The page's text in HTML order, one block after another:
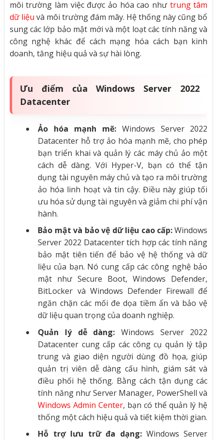
môi trường làm việc được ảo hóa cao như trung tâm
dữ liệu và môi trường đám mây. Hệ thống này cũng bổ
sung các lớp bảo mật mới và một loạt các tính năng và
công nghệ khác để cách mạng hóa cách bạn kinh
doanh, tăng hiệu quả và sự hài lòng.
Ưu điểm của Windows Server 2022
Datacenter
Ảo hóa mạnh mẽ:Windows Server 2022
Datacenter hỗ trợ ảo hóa mạnh mẽ, cho phép
bạn triển khai và quản lý các máy chủ ảo một
cách dễ dàng. Với Hyper-V, bạn có thể tận
dụng tài nguyên máy chủ và tạo ra môi trường
ảo hóa linh hoạt và tin cậy. Điều này giúp tối
ưu hóa sử dụng tài nguyên và giảm chi phí vận
hành.
Bảo mật và bảo vệ dữ liệu cao cấp:Windows
Server 2022 Datacenter tích hợp các tính năng
bảo mật tiên tiến để bảo vệ hệ thống và dữ
liệu của bạn. Nó cung cấp các công nghệ bảo
mật như Secure Boot, Windows Defender,
BitLocker và Windows Defender Firewall để
ngăn chặn các mối đe dọa tiềm ẩn và bảo vệ
dữ liệu quan trọng của doanh nghiệp.
Quản lý dễ dàng: Windows Server 2022
Datacenter cung cấp các công cụ quản lý tập
trung và giao diện người dùng đồ họa, giúp
quản trị viên dễ dàng cấu hình, giám sát và
điều phối hệ thống. Bằng cách tận dụng các
tính năng như Server Manager, PowerShell và
Windows Admin Center, bạn có thể quản lý hệ
thống một cách hiệu quả và tiết kiệm thời gian.
Hỗ trợ lưu trữ đa dạng: Windows Server